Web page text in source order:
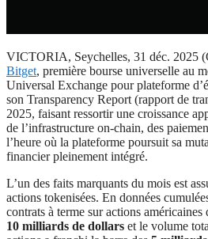
VICTORIA, Seychelles, 31 déc.
Bitget, première bourse universelle au
Universal Exchange pour plateforme
son Transparency Report (rapport de
2025, faisant ressortir une croissance
de l’infrastructure on-chain, des
l’heure où la plateforme poursuit sa
financier pleinement intégré.
L’un des faits marquants du mois est
actions tokenisées. En données
contrats à terme sur actions américaines
10 milliards de dollars et le volume